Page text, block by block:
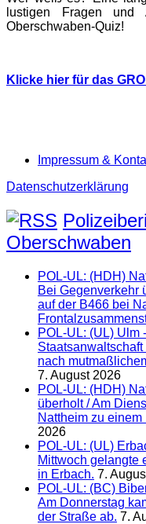
lustigen Fragen
Oberschwaben-Quiz!
Klicke hier für das
Impressum &
Datenschutzerklärung
Oberschwaben
POL-UL: (HDH)
Bei Gegenverkehr
auf der B466 bei
POL-UL: (UL) Ulm
nach
7. August 2026
POL-UL: (HDH)
überholt / Am
Nattheim zu
2026
POL-UL: (UL)
Mittwoch gelangte
in Erbach. 7.
POL-UL: (BC)
Am Donnerstag
der Straße ab. 7.